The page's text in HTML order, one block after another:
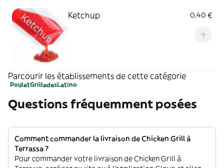
Ketchup 0,40 €
Parcourir les établissements de cette catégorie
PouletGrilladesLatino
Questions fréquemment posées
Comment commander la livraison de Chicken Grill à
Terrassa ?
Pour commander votre livraison de Chicken Grill à